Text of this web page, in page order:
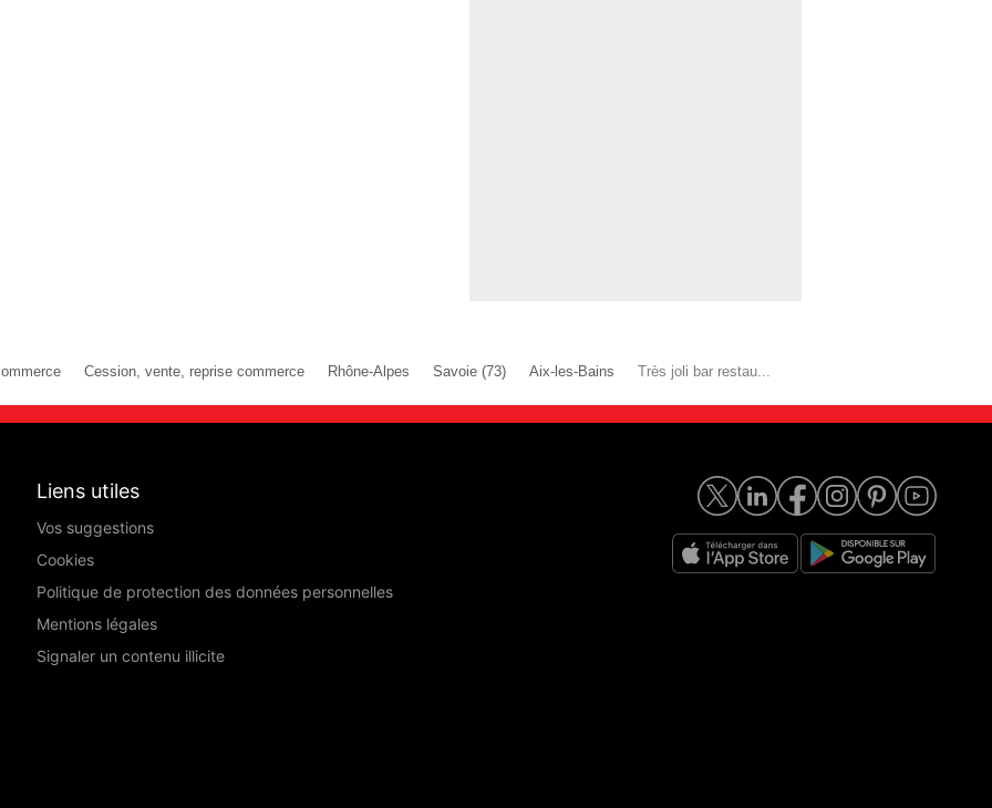
Cession, vente, reprise commerce Rhône-Alpes Savoie (73) Aix-les-Bains Très joli bar restau...
Liens utiles
Vos suggestions
Cookies
Politique de protection des données personnelles
Mentions légales
Signaler un contenu illicite